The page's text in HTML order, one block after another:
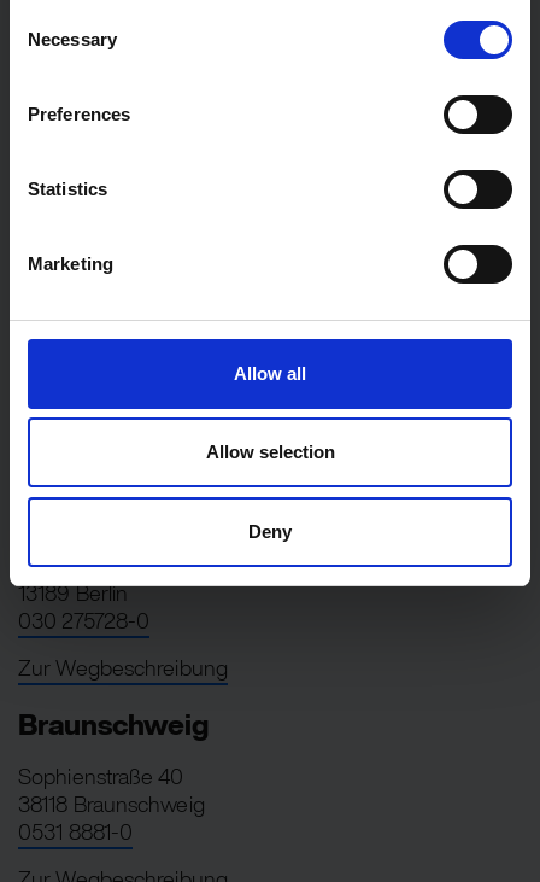
Selection
Necessary
Preferences
Statistics
Marketing
Allow all
Allow selection
Deny
BrandNews
Regelmäßig frische Einblicke in die Welt
der Marken direkt in Ihr Postfach.
Berlin
Berliner Straße 82
13189 Berlin
030 275728-0
Zur Wegbeschreibung
Braunschweig
Sophienstraße 40
38118 Braunschweig
0531 8881-0